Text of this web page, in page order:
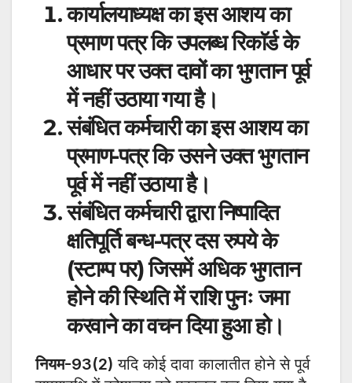
कार्यालयाध्यक्ष का इस आशय का
प्रमाण पत्र कि उपलब्ध रिकाॅर्ड के
आधार पर उक्त दावों का भुगतान पूर्व
में नहीं उठाया गया है।
संबंधित कर्मचारी का इस आशय का
प्रमाण-पत्र कि उसने उक्त भुगतान
पूर्व में नहीं उठाया है।
संबंधित कर्मचारी द्वारा निष्पादित
क्षतिपूर्ति बन्ध-पत्र दस रुपये के
(स्टाम्प पर) जिसमें अधिक भुगतान
होने की स्थिति में राशि पुनः जमा
करवाने का वचन दिया हुआ हो।
नियम-93(2) यदि कोई दावा कालातीत होने से पूर्व